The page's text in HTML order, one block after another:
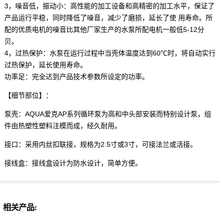
3，噪音低，振动小：高性能的加工设备和高精密的加工水平，保证了
产品运行平稳，同时降低了噪音，减少了磨损，延长了使 用寿命。所
配的优质电机的噪音比其他厂家生产的水泵所配电机一般低5-12分
贝。
4，过热保护：水泵在运行过程中当壳体温度达到60℃时，将自动实行
过热保护，延长使用寿命。
功率足：完全达到产品技术参数所设定的功率。
【细节部位】：
泵壳：AQUA爱克AP系列循环泵为高和中头部安装而特别设计泵，组
件由热塑性塑料注模而成，经久耐用。
接口：采用内丝扣联接，规格为2.5寸或3寸，可接法兰或活接。
接线盒：接线盒设计为防水设计，简单方便。
相关产品: